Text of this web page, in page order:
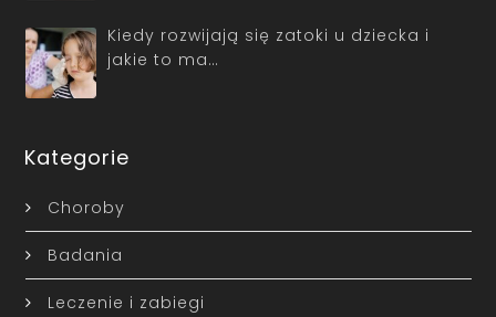
Kiedy rozwijają się zatoki u dziecka i
jakie to ma…
Kategorie
Choroby
Badania
Leczenie i zabiegi